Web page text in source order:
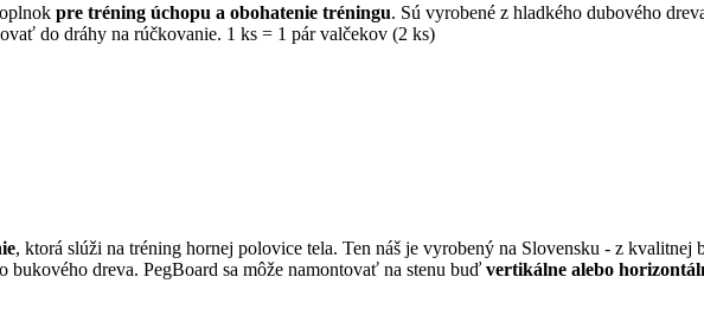
pre tréning úchopu a obohatenie tréningu. Sú vyrobené z hladkého dubového
do dráhy na rúčkovanie. 1 ks = 1 pár valčekov (2 ks)
, ktorá slúži na tréning hornej polovice tela. Ten náš je vyrobený na Slovensku - z
dreva. PegBoard sa môže namontovať na stenu buď vertikálne alebo